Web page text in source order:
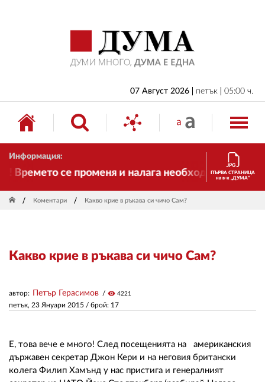
07 Август 2026 петък 05:00 ч.
Информация:
се променя и налага необходимостта от
ПЪРВА СТРАНИЦА
на в-к „ДУМА“
Коментари Какво крие в ръкава си чичо Сам?
Какво крие в ръкава си чичо Сам?
петък, 23 Януари 2015 / брой: 17
автор: Петър Герасимов visibility 4221
Е, това вече е много! След посещенията на американския
държавен секретар Джон Кери и на неговия британски
колега Филип Хамънд у нас пристига и генералният
БЪЛГАРИЯ
ИКОНОМИКА
ИЗБОРИ
СВЯТ
ДРУГИ
ЗА НАС
РЕДАКЦИЯ
КОНТАКТИ